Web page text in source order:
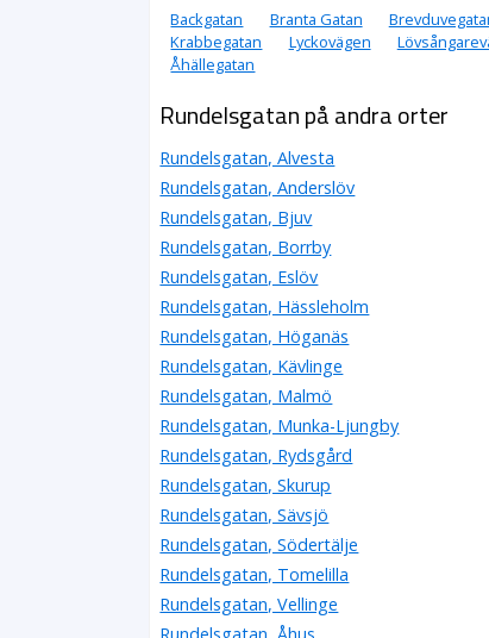
Backgatan Branta Gatan
Krabbegatan
Lyckovägen
Åhällegatan
Rundelsgatan på andra orter
Rundelsgatan, Alvesta
Rundelsgatan, Anderslöv
Rundelsgatan, Bjuv
Rundelsgatan, Borrby
Rundelsgatan, Eslöv
Rundelsgatan, Hässleholm
Rundelsgatan, Höganäs
Rundelsgatan, Kävlinge
Rundelsgatan, Malmö
Rundelsgatan, Munka-Ljungby
Rundelsgatan, Rydsgård
Rundelsgatan, Skurup
Rundelsgatan, Sävsjö
Rundelsgatan, Södertälje
Rundelsgatan, Tomelilla
Rundelsgatan, Vellinge
Rundelsgatan, Åhus